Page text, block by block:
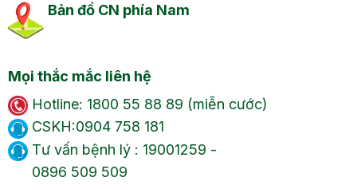
Bản đồ CN phía Nam
Mọi thắc mắc liên hệ
Hotline: 1800 55 88 89 (miễn cước)
CSKH:0904 758 181
Tư vấn bệnh lý : 19001259 -
0896 509 509